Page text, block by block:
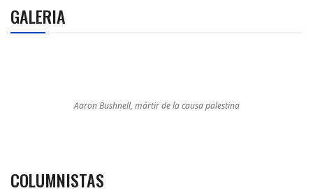
GALERIA
Aaron Bushnell, mártir de la causa palestina
COLUMNISTAS